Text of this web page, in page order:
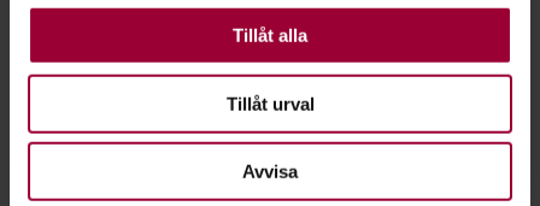
Tillåt alla
Tillåt urval
Avvisa